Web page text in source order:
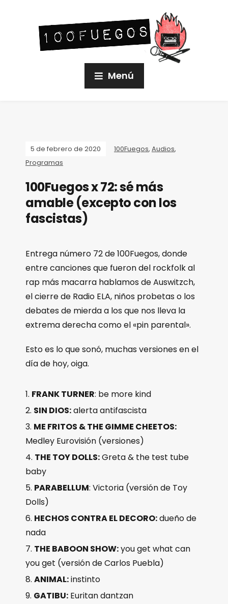
Menú
5 de febrero de 2020 100Fuegos, Audios,
Programas
100Fuegos x 72: sé más
amable (excepto con los
fascistas)
Entrega número 72 de 100Fuegos, donde
entre canciones que fueron del rockfolk al
rap más macarra hablamos de Auswitzch,
el cierre de Radio ELA, niños probetas o los
debates de mierda a los que nos lleva la
extrema derecha como el «pin parental».
Esto es lo que sonó, muchas versiones en el
día de hoy, oiga.
FRANK TURNER: be more kind
SIN DIOS:alerta antifascista
ME FRITOS & THE GIMME CHEETOS:
Medley Eurovisión (versiones)
THE TOY DOLLS:Greta & the test tube
baby
PARABELLUM: Victoria (versión de Toy
Dolls)
HECHOS CONTRA EL DECORO:dueño de
nada
THE BABOON SHOW:you get what can
you get (versión de Carlos Puebla)
ANIMAL:instinto
GATIBU: Euritan dantzan